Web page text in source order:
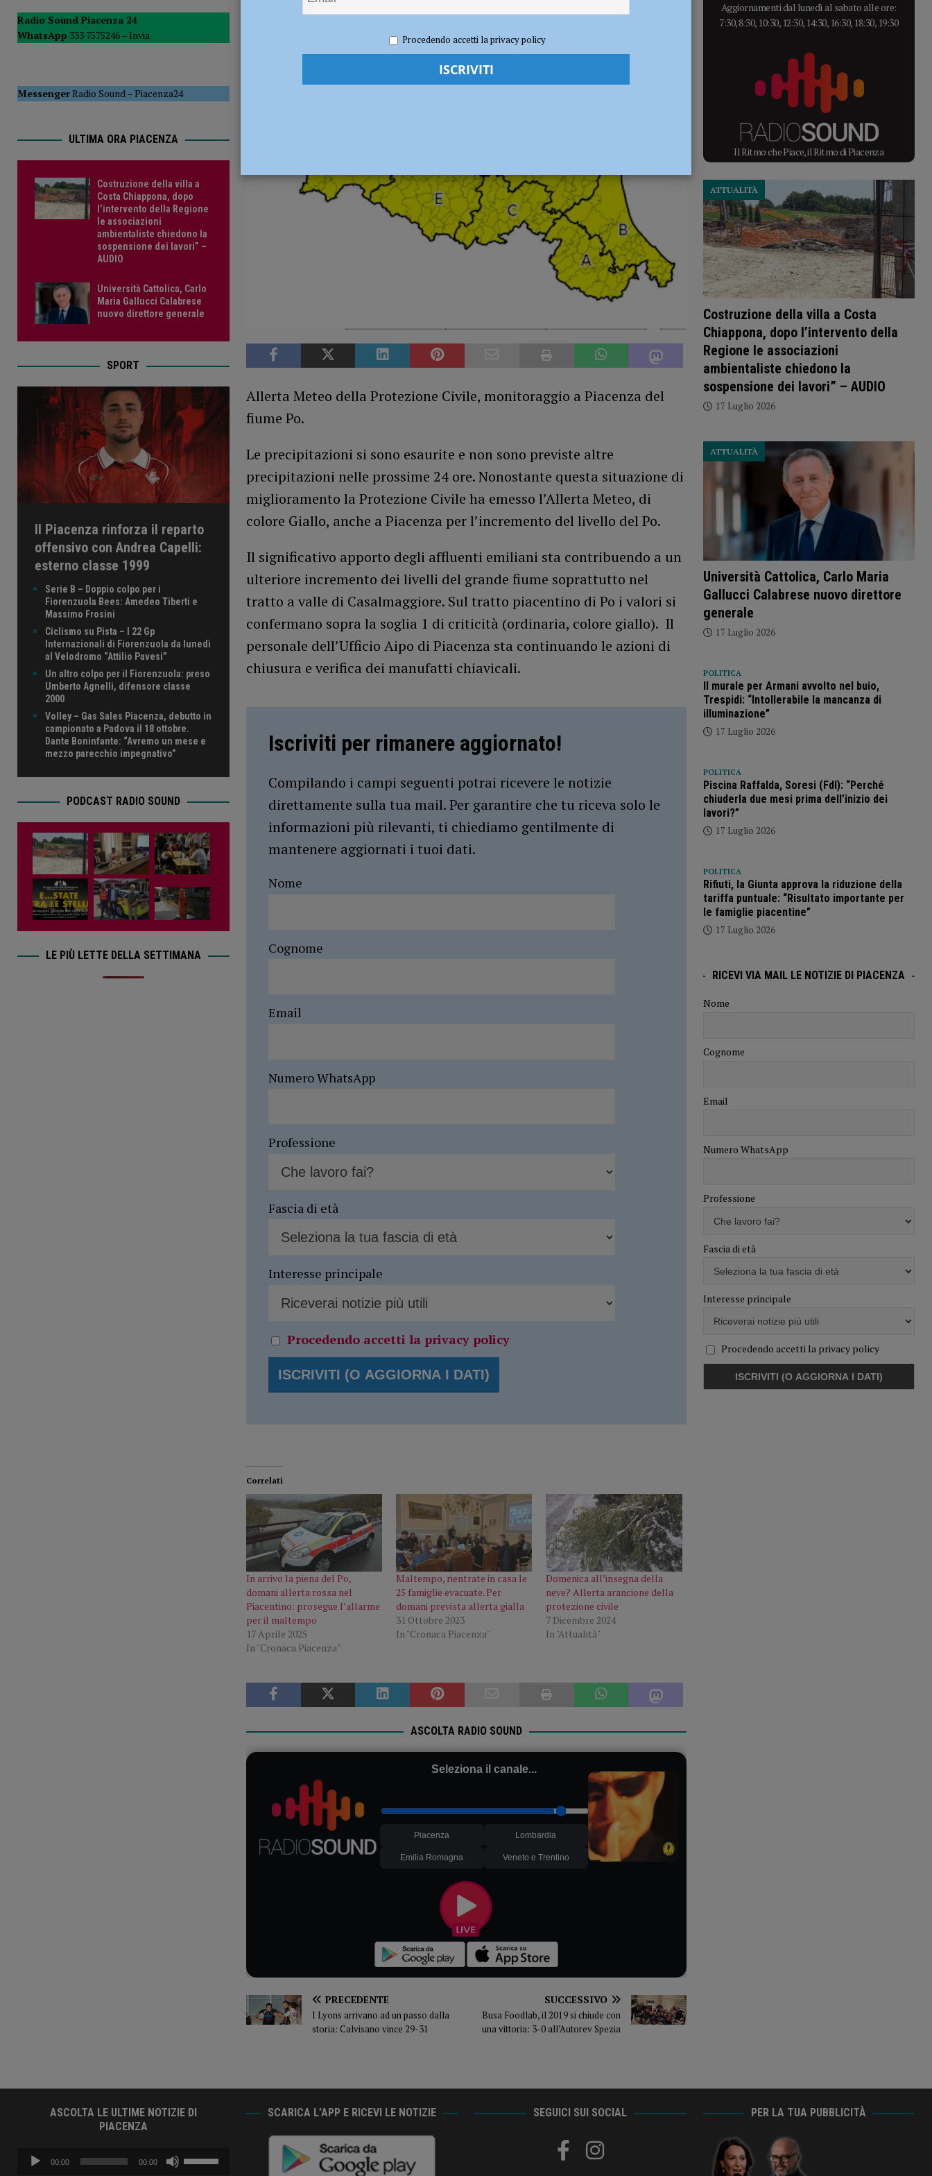
POLITICA
Allerta Meteo della Protezione Civile, monitoraggio a Piacenza del
fiume Po.
Le precipitazioni si sono esaurite e non sono previste altre
precipitazioni nelle prossime 24 ore. Nonostante questa situazione di
miglioramento la Protezione Civile ha emesso l’Allerta Meteo, di
colore Giallo, anche a Piacenza per l’incremento del livello del Po.
Il significativo apporto degli affluenti emiliani sta contribuendo a un
ulteriore incremento dei livelli del grande fiume soprattutto nel
tratto a valle di Casalmaggiore. Sul tratto piacentino di Po i valori si
confermano sopra la soglia 1 di criticità (ordinaria, colore giallo). Il
personale dell’Ufficio Aipo di Piacenza sta continuando le azioni di
chiusura e verifica dei manufatti chiavicali.
Iscriviti per rimanere aggiornato!
Compilando i campi seguenti potrai ricevere le notizie
direttamente sulla tua mail. Per garantire che tu riceva solo le
informazioni più rilevanti, ti chiediamo gentilmente di
mantenere aggiornati i tuoi dati.
Nome
Cognome
Email
Numero WhatsApp
Professione
Fascia di età
Interesse principale
Procedendo accetti la privacy policy
Correlati
In arrivo la piena del Po,
domani allerta rossa nel
Piacentino: prosegue l’allarme
per il maltempo
17 Aprile 2025
In "Cronaca Piacenza"
Maltempo, rientrate in casa le
25 famiglie evacuate. Per
domani prevista allerta gialla
31 Ottobre 2023
In "Cronaca Piacenza"
Domenica all’insegna della
neve? Allerta arancione della
protezione civile
7 Dicembre 2024
In "Attualità"
ASCOLTA RADIO SOUND
Seleziona il canale...
Piacenza Lombardia
Emilia Romagna Veneto e Trentino
PRECEDENTE
I Lyons arrivano ad un passo dalla
storia: Calvisano vince 29-31
SUCCESSIVO
Busa Foodlab, il 2019 si chiude con
una vittoria: 3-0 all’Autorev Spezia
Radio Sound Piacenza 24
WhatsApp 333 7575246 – Invia
MessengerRadio Sound–Piacenza24
ULTIMA ORA PIACENZA
Costruzione della villa a
Costa Chiappona, dopo
l’intervento della Regione
le associazioni
ambientaliste chiedono la
sospensione dei lavori” –
AUDIO
Università Cattolica, Carlo
Maria Gallucci Calabrese
nuovo direttore generale
SPORT
Il Piacenza rinforza il reparto
offensivo con Andrea Capelli:
esterno classe 1999
Serie B – Doppio colpo per i
Fiorenzuola Bees: Amedeo Tiberti e
Massimo Frosini
Ciclismo su Pista – I 22 Gp
Internazionali di Fiorenzuola da lunedì
al Velodromo “Attilio Pavesi”
Un altro colpo per il Fiorenzuola: preso
Umberto Agnelli, difensore classe
2000
Volley – Gas Sales Piacenza, debutto in
campionato a Padova il 18 ottobre.
Dante Boninfante: “Avremo un mese e
mezzo parecchio impegnativo”
PODCAST RADIO SOUND
LE PIÙ LETTE DELLA SETTIMANA
Aggiornamenti dal lunedì al sabato alle ore:
7:30, 8:30, 10:30, 12:30, 14:30, 16:30, 18:30, 19:30
Il Ritmo che Piace, il Ritmo di Piacenza
Costruzione della villa a Costa
Chiappona, dopo l’intervento della
Regione le associazioni
ambientaliste chiedono la
sospensione dei lavori” – AUDIO
ATTUALITÀ
17 Luglio 2026
Università Cattolica, Carlo Maria
Gallucci Calabrese nuovo direttore
generale
ATTUALITÀ
17 Luglio 2026
POLITICA
Il murale per Armani avvolto nel buio,
Trespidi: “Intollerabile la mancanza di
illuminazione”
17 Luglio 2026
POLITICA
Piscina Raffalda, Soresi (FdI): “Perché
chiuderla due mesi prima dell’inizio dei
lavori?”
17 Luglio 2026
POLITICA
Rifiuti, la Giunta approva la riduzione della
tariffa puntuale: “Risultato importante per
le famiglie piacentine”
17 Luglio 2026
RICEVI VIA MAIL LE NOTIZIE DI PIACENZA
Nome
Cognome
Email
Numero WhatsApp
Professione
Fascia di età
Interesse principale
Procedendo accetti la privacy policy
ASCOLTA LE ULTIME NOTIZIE DI
PIACENZA
Audio
Player
00:00 00:00
i
SCARICA L’APP E RICEVI LE NOTIZIE SEGUICI SUI SOCIAL PER LA TUA PUBBLICITÀ
Procedendo accetti la privacy policy